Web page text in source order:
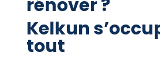
rénover ?
Kelkun
tout